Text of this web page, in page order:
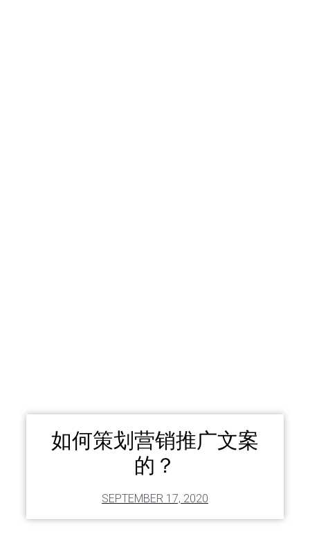
如何策划营销推广文案
的？
SEPTEMBER 17, 2020